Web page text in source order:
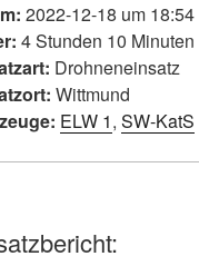
2022-12-18 um
4 Stunden 10 Minuten
Drohneneinsatz
Wittmund
ELW 1, SW-KatS